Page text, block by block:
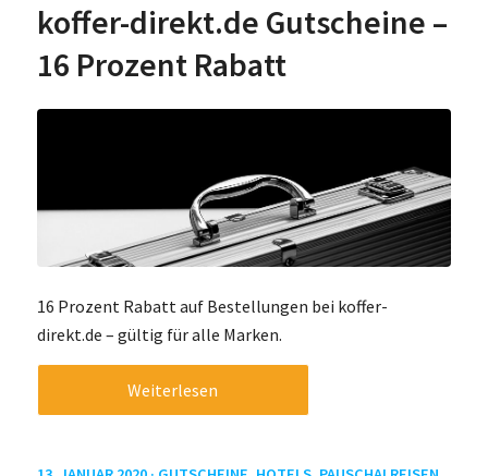
koffer-direkt.de Gutscheine –
16 Prozent Rabatt
16 Prozent Rabatt auf Bestellungen bei koffer-
direkt.de – gültig für alle Marken.
Weiterlesen